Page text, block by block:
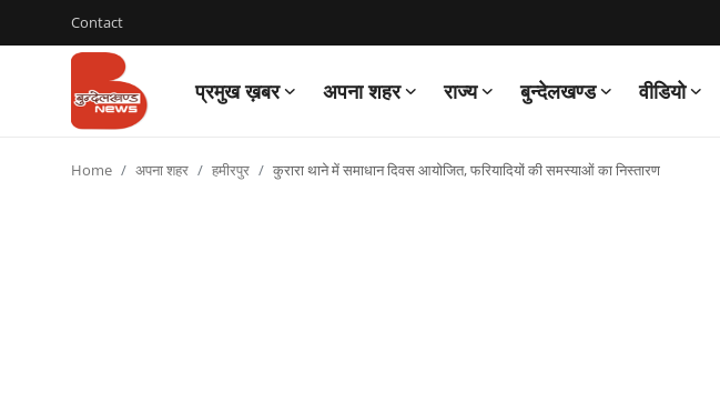
Contact
प्रमुख ख़बर अपना शहर राज्य बुन्देलखण्ड वीडियो
Login
Home अपना शहर हमीरपुर कुरारा थाने में समाधान दिवस आयोजित, फरियादियों की समस्याओं का निस्तारण